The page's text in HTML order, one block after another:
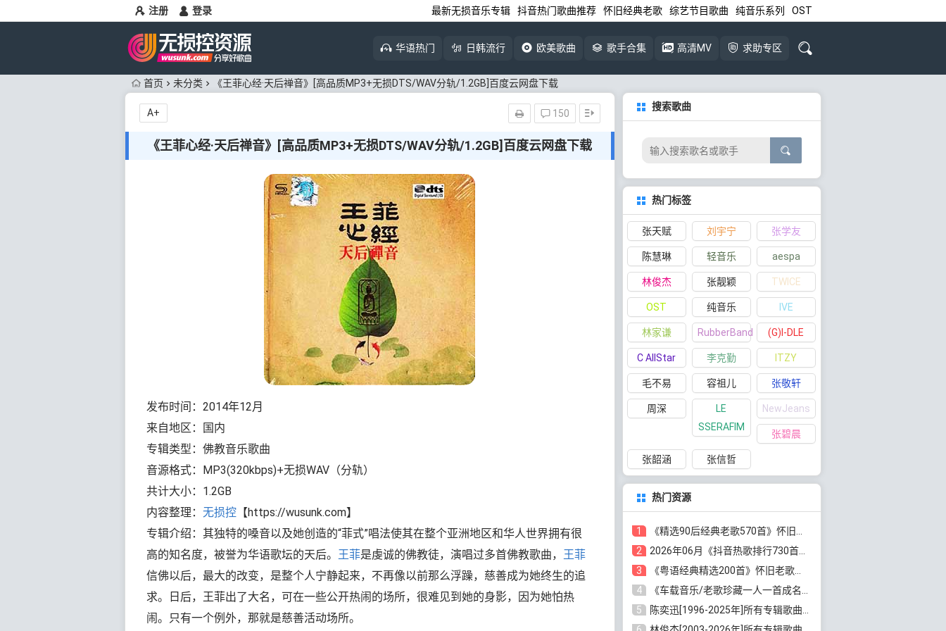
注册 登录 最新无损音乐专辑 抖音热门歌曲推荐 怀旧经典老歌 综艺节目歌曲 纯音乐系列 OST
华语热门 日韩流行 欧美歌曲 歌手合集 高清MV 求助专区
首页 未分类 《王菲心经·天后禅音》[高品质MP3+无损DTS/WAV分轨/1.2GB]百度云网盘下载
《王菲心经·天后禅音》[高品质MP3+无损DTS/WAV分轨/1.2GB]百度云网盘下载
150
A+
发布时间：2014年12月
来自地区：国内
专辑类型：佛教音乐歌曲
音源格式：MP3(320kbps)+无损WAV（分轨）
共计大小：1.2GB
内容整理： 无损控 【https://wusunk.com】
专辑介绍：其独特的嗓音以及她创造的“菲式”唱法使其在整个亚洲地区和华人世界拥有很
高的知名度，被誉为华语歌坛的天后。 王菲是虔诚的佛教徒，演唱过多首佛教歌曲， 王菲
信佛以后，最大的改变，是整个人宁静起来，不再像以前那么浮躁，慈善成为她终生的追
求。日后，王菲出了大名，可在一些公开热闹的场所，很难见到她的身影，因为她怕热
闹。只有一个例外，那就是慈善活动场所。
搜索歌曲
热门标签
张天赋 刘宇宁 张学友
陈慧琳 轻音乐 aespa
林俊杰 张靓颖 TWICE
OST 纯音乐 IVE
林家谦 RubberBand (G)I-DLE
C AllStar 李克勤 ITZY
毛不易 容祖儿 张敬轩
周深
LE
SSERAFIM
NewJeans
张碧晨
张韶涵 张信哲
热门资源
1
《精选90后经典老歌570首》怀旧歌曲合集[高品质MP3/320K/5.44GB]百度云网盘下载
2
2026年06月《抖音热歌排行730首》最火热门歌曲整理[高品质MP3/320K/5.35GB]百度云网盘下载
3
《粤语经典精选200首》怀旧老歌大全[无损FLAC/MP3/6.77GB]百度云网盘下载
4
《车载音乐/老歌珍藏一人一首成名曲12CD》[无损WAV分轨+MP3/6.79GB]百度云网盘下载
5
陈奕迅[1996-2025年]所有专辑歌曲合集[无损FLAC/MP3/48.18GB]百度云网盘下载